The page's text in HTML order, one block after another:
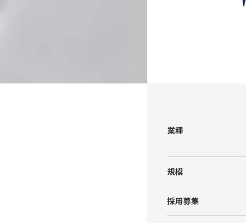
業種
規模
採⽤募集